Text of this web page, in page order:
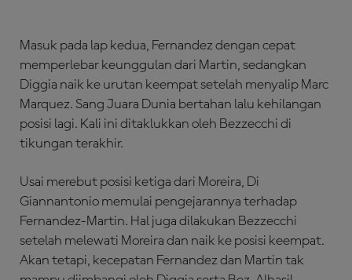
Masuk pada lap kedua, Fernandez dengan cepat
memperlebar keunggulan dari Martin, sedangkan
Diggia naik ke urutan keempat setelah menyalip Marc
Marquez. Sang Juara Dunia bertahan lalu kehilangan
posisi lagi. Kali ini ditaklukkan oleh Bezzecchi di
tikungan terakhir.
Usai merebut posisi ketiga dari Moreira, Di
Giannantonio memulai pengejarannya terhadap
Fernandez-Martin. Hal juga dilakukan Bezzecchi
setelah melewati Moreira dan naik ke posisi keempat.
Akan tetapi, kecepatan Fernandez dan Martin tak